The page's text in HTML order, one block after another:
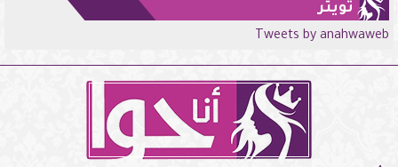
تويتر
Tweets by anahwaweb